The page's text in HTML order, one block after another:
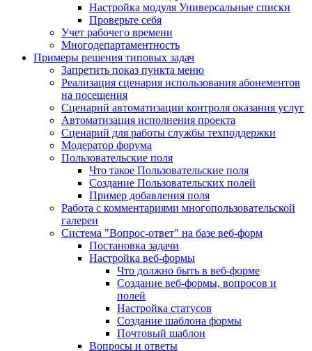
Настройка модуля Универсальные списки
Проверьте себя
Учет рабочего времени
Многодепартаментность
Примеры решения типовых задач
Запретить показ пункта меню
Реализация сценария использования абонементов
на посещения
Сценарий автоматизации контроля оказания услуг
Автоматизация исполнения проекта
Сценарий для работы службы техподдержки
Модератор форума
Пользовательские поля
Что такое Пользовательские поля
Создание Пользовательских полей
Пример добавления поля
Работа с комментариями многопользовательской
галереи
Система "Вопрос-ответ" на базе веб-форм
Постановка задачи
Настройка веб-формы
Что должно быть в веб-форме
Создание веб-формы, вопросов и
полей
Настройка статусов
Создание шаблона формы
Почтовый шаблон
Вопросы и ответы